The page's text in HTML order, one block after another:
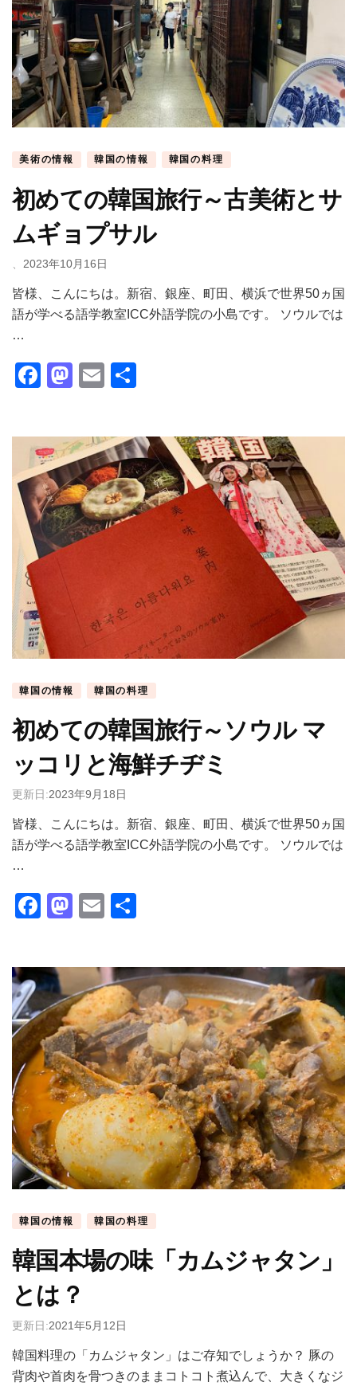
美術の情報 韓国の情報 韓国の料理
初めての韓国旅行～古美術とサ
ムギョプサル
2023年10月16日
皆様、こんにちは。新宿、銀座、町田、横浜で世界50ヵ国
語が学べる語学教室ICC外語学院の小島です。 ソウルでは
…
Facebook
Mastodon
Email
韓国の情報 韓国の料理
初めての韓国旅行～ソウル マ
ッコリと海鮮チヂミ
更新日:2023年9月18日
皆様、こんにちは。新宿、銀座、町田、横浜で世界50ヵ国
語が学べる語学教室ICC外語学院の小島です。 ソウルでは
…
Facebook
Mastodon
Email
韓国の情報 韓国の料理
韓国本場の味「カムジャタン」
とは？
更新日:2021年5月12日
韓国料理の「カムジャタン」はご存知でしょうか？ 豚の
背肉や首肉を骨つきのままコトコト煮込んで、大きくなジ